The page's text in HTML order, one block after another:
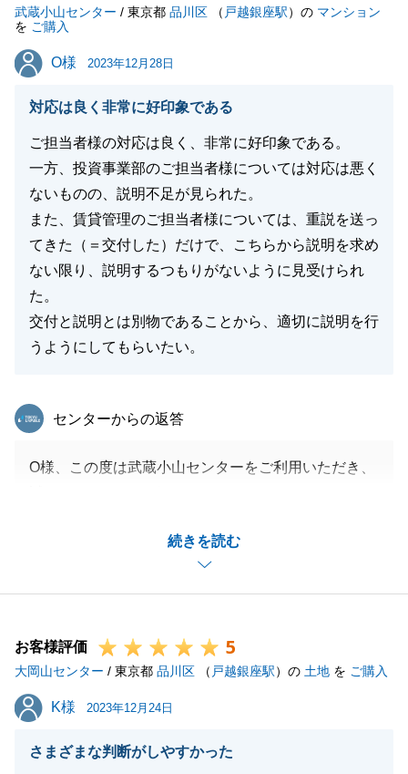
どうぞよろしくお願いいたします。
武蔵小山センター / 東京都 品川区 （ 戸越銀座駅）の マンション
を ご購入
O様
O様 2023年12月28日
対応は良く非常に好印象である
ご担当者様の対応は良く、非常に好印象である。
一方、投資事業部のご担当者様については対応は悪く
ないものの、説明不足が見られた。
また、賃貸管理のご担当者様については、重説を送っ
てきた（＝交付した）だけで、こちらから説明を求め
ない限り、説明するつもりがないように見受けられ
た。
交付と説明とは別物であることから、適切に説明を行
うようにしてもらいたい。
続きを読む
東急リバブル
センターからの返答
O様、この度は武蔵小山センターをご利用いただき、
しまい、誠に申し訳ございません。
いただきましたアンケートについては、真摯に受け止
め、投資事業部にも共有させて頂き、今後の接客に活
また、不動産について、ご不安点等ございましたら、
誠心誠意対応させて頂きますので、お気軽にご連絡く
ださい。
引き続き、宜しくお願いいたします。
お客様評価 5
大岡山センター / 東京都 品川区 （ 戸越銀座駅）の 土地 を ご購入
K様
K様 2023年12月24日
さまざまな判断がしやすかった